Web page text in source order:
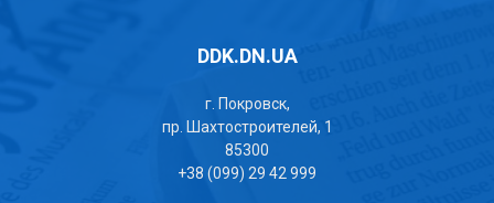
DDK.DN.UA
г. Покровск,
пр. Шахтостроителей, 1
85300
+38 (099) 29 42 999